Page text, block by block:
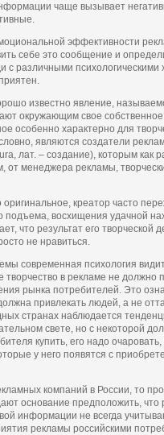
чаще вызывает
эффективности
себе это сообщение и
с различными психологическими
известно явление,
окружающим свое
особенно характерно для
являются создатели
лат. – создание), которым как
от менеджера рекламы,
креатор часто
подъема, восхищения удачной
что результат его творческой
не нравиться.
современная психология
творчество в рекламе не должно
рынка потребителей. Это
привлекать людей, а не
странах наблюдается
свете, но с некоторой
купить, его надо
у него появятся с
компаний в России, то
основание предположить, что
информации не всегда
рекламы российскими